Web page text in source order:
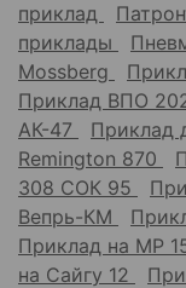
приклад
приклады
Mossberg
Приклад ВПО
АК-47
Приклад
Remington 870
308 СОК 95
Вепрь-КМ
Приклад на МР
на Сайгу 12